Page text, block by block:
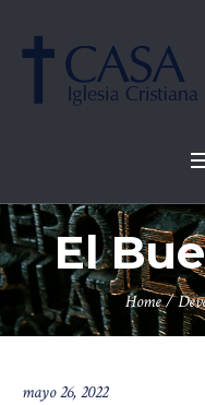
El
Home/
mayo 26, 2022